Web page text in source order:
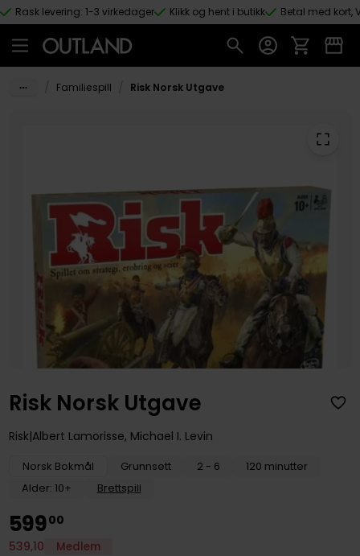
Hopp til hovedinnhold
Rask levering: 1-3 virkedager Klikk og hent i butikk Betal med kort,
Familiespill Risk Norsk Utgave
Risk Norsk Utgave
Risk Albert Lamorisse, Michael I. Levin
Norsk Bokmål Grunnsett 2 - 6
120 minutter
Alder: 10+
Brettspill
59900
539,10 Medlem